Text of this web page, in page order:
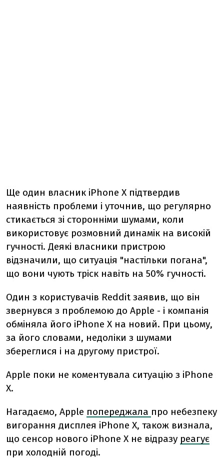
Ще один власник iPhone X підтвердив
наявність проблеми і уточнив, що регулярно
стикається зі сторонніми шумами, коли
використовує розмовний динамік на високій
гучності. Деякі власники пристрою
відзначили, що ситуація "настільки погана",
що вони чують тріск навіть на 50% гучності.
Один з користувачів Reddit заявив, що він
звернувся з проблемою до Apple - і компанія
обміняла його iPhone X на новий. При цьому,
за його словами, недоліки з шумами
збереглися і на другому пристрої.
Apple поки не коментувала ситуацію з iPhone
X.
Нагадаємо, Apple попереджала про небезпеку
вигорання дисплея iPhone X, також визнала,
що сенсор нового iPhone X не відразу реагує
при холодній погоді.